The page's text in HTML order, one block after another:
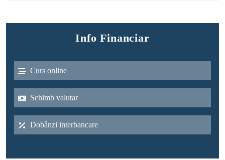
Info Financiar
Curs online
Schimb valutar
Dobânzi interbancare